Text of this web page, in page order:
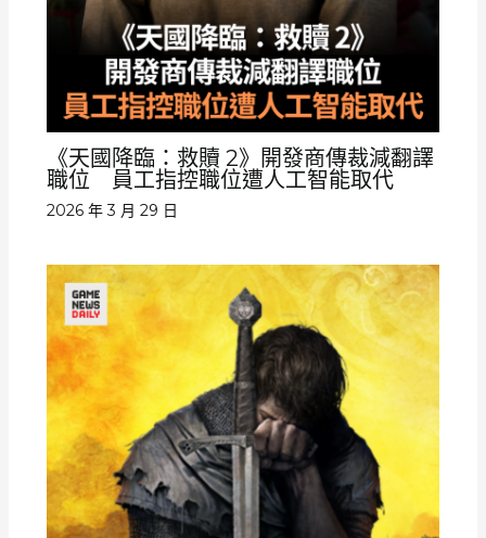
《天國降臨：救贖 2》開發商傳裁減翻譯
職位 員工指控職位遭人工智能取代
2026 年 3 月 29 日